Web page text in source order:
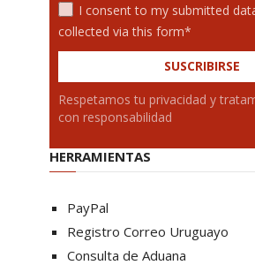
I consent to my submitted
collected via this form*
Respetamos tu privacidad y
con responsabilidad
HERRAMIENTAS
PayPal
Registro Correo Uruguayo
Consulta de Aduana